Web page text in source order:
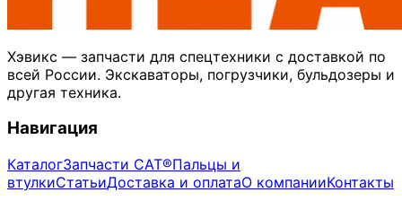
Хэвикс — запчасти для спецтехники с доставкой по
всей России. Экскаваторы, погрузчики, бульдозеры и
другая техника.
Навигация
КаталогЗапчасти CAT®Пальцы и
втулкиСтатьиДоставка и оплатаО компанииКонтакты